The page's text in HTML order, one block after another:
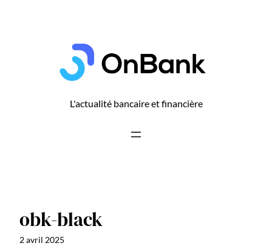
L'actualité bancaire et financière
obk-black
2 avril 2025